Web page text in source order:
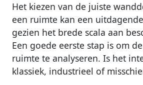
Het kiezen van de juiste
een ruimte kan een
gezien het brede scala aan
Een goede eerste stap is om
ruimte te analyseren. Is het
klassiek, industrieel of